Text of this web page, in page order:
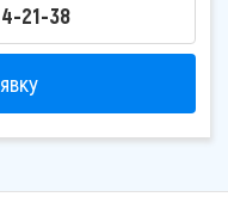
21-38